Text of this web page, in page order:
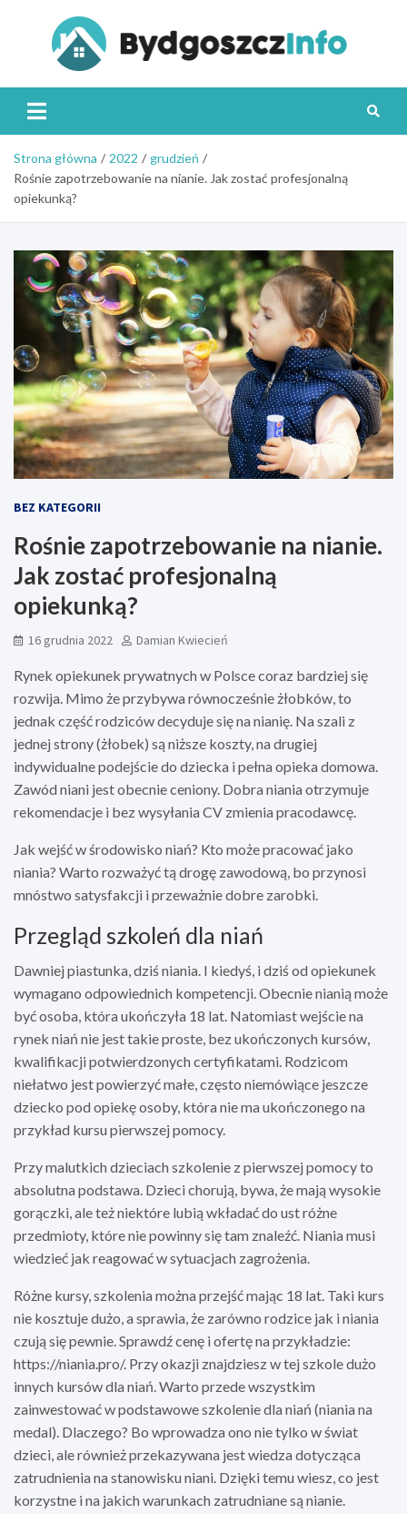
Strona główna 2022
grudzień
Rośnie zapotrzebowanie na nianie. Jak zostać profesjonalną
opiekunką?
BEZ KATEGORII
Rośnie zapotrzebowanie na nianie.
Jak zostać profesjonalną
opiekunką?
16 grudnia 2022 Damian Kwiecień
Rynek opiekunek prywatnych w Polsce coraz bardziej się
rozwija. Mimo że przybywa równocześnie żłobków, to
jednak część rodziców decyduje się na nianię. Na szali z
jednej strony (żłobek) są niższe koszty, na drugiej
indywidualne podejście do dziecka i pełna opieka domowa.
Zawód niani jest obecnie ceniony. Dobra niania otrzymuje
rekomendacje i bez wysyłania CV zmienia pracodawcę.
Jak wejść w środowisko niań? Kto może pracować jako
niania? Warto rozważyć tą drogę zawodową, bo przynosi
mnóstwo satysfakcji i przeważnie dobre zarobki.
Przegląd szkoleń dla niań
Dawniej piastunka, dziś niania. I kiedyś, i dziś od opiekunek
wymagano odpowiednich kompetencji. Obecnie nianią może
być osoba, która ukończyła 18 lat. Natomiast wejście na
rynek niań nie jest takie proste, bez ukończonych kursów,
kwalifikacji potwierdzonych certyfikatami. Rodzicom
niełatwo jest powierzyć małe, często niemówiące jeszcze
dziecko pod opiekę osoby, która nie ma ukończonego na
przykład kursu pierwszej pomocy.
Przy malutkich dzieciach szkolenie z pierwszej pomocy to
absolutna podstawa. Dzieci chorują, bywa, że mają wysokie
gorączki, ale też niektóre lubią wkładać do ust różne
przedmioty, które nie powinny się tam znaleźć. Niania musi
wiedzieć jak reagować w sytuacjach zagrożenia.
Różne kursy, szkolenia można przejść mając 18 lat. Taki kurs
nie kosztuje dużo, a sprawia, że zarówno rodzice jak i niania
czują się pewnie. Sprawdź cenę i ofertę na przykładzie:
https://niania.pro/. Przy okazji znajdziesz w tej szkole dużo
innych kursów dla niań. Warto przede wszystkim
zainwestować w podstawowe szkolenie dla niań (niania na
medal). Dlaczego? Bo wprowadza ono nie tylko w świat
dzieci, ale również przekazywana jest wiedza dotycząca
zatrudnienia na stanowisku niani. Dzięki temu wiesz, co jest
korzystne i na jakich warunkach zatrudniane są nianie.